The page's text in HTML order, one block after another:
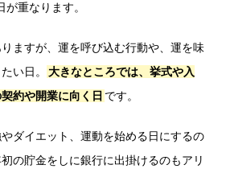
重なります。
ますが、運を呼び込む行動や、運を味
い日。
大きなところでは、挙式や入
約や開業に向く日 です。
ダイエット、運動を始める日にするの
の貯金をしに銀行に出掛けるのもアリ